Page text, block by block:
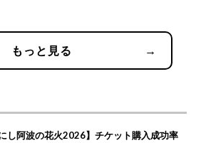
もっと見る →
にし阿波の花火2026】チケット購入成功率